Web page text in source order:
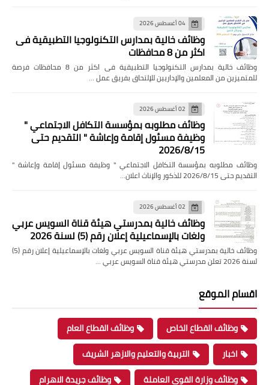
04 أغسطس 2026
وظائف خالية بمدارس التكنولوجيا التطبيقية فى
اكثر من 8 محافظات
وظائف خالية بمدارس التكنولوجيا التطبيقية فى اكثر من 8 محافظات فرصة
للمتميزين من المعلمين والإداريين للإلتحاق بفريق عمل …
02 أغسطس 2026
وظائف مطلوبه بمؤسسة التكافل الاجتماعي "
وظيفة مسئول إقامة وإعاشة " التقديم حتى
2026/8/15
وظائف مطلوبه بمؤسسة التكافل الاجتماعي " وظيفة مسئول إقامة وإعاشة "
التقديم حتى 2026/8/15 للذكور والإناث اعلان…
02 أغسطس 2026
وظائف خالية بمدرستي هيئة قناة السويس عربي
ولغات بالإسماعيلية إعلان رقم (5) لسنة 2026
وظائف خالية بمدرستي هيئة قناة السويس عربي ولغات بالإسماعيلية إعلان رقم (5)
لسنة 2026 تعلن مدرستي هيئة قناة السويس عربي …
اقسام الموقع
وظائف القطاع الخاص
وظائف القطاع العام
اخبار
التربية والتعليم والازهر الشريف
وظائف وزارة القوى العاملة
وظائف جريدة الاهرام